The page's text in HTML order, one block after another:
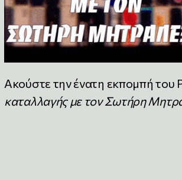
Ακούστε την ένατη εκπομπή του
καταλλαγής με τον Σωτήρη